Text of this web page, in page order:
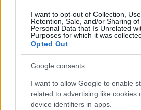
I want to opt-out of Collection, Use,
Retention, Sale, and/or Sharing of
Personal Data that Is Unrelated
Purposes for which it was
Opted Out
Google consents
I want to allow Google to enable
related to advertising like cookies
device identifiers in apps.
AUTORE
Ilaria Galli
caso amministrativo
di rigore documentale.
un tratto unico: colleziona
Porto Vecchio.